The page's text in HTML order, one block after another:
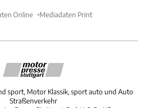
Online Mediadaten Print
sport, Motor Klassik, sport auto und Auto
Straßenverkehr